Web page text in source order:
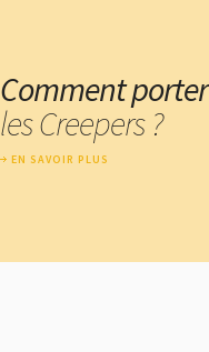
Comment porter
les Creepers ?
EN SAVOIR PLUS